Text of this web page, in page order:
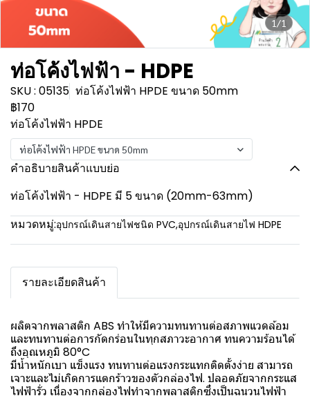
1/1
ท่อโค้งไฟฟ้า - HDPE
SKU : 05135 ท่อโค้งไฟฟ้า HPDE ขนาด 50mm
฿170
ท่อโค้งไฟฟ้า HPDE
ท่อโค้งไฟฟ้า HPDE ขนาด 50mm
คำอธิบายสินค้าแบบย่อ
ท่อโค้งไฟฟ้า - HDPE มี 5 ขนาด (20mm-63mm)
หมวดหมู่:อุปกรณ์เดินสายไฟชนิด PVC,อุปกรณ์เดินสายไฟ HDPE
รายละเอียดสินค้า
ผลิตจากพลาสติก ABS ทำให้มีความทนทานต่อสภาพแวดล้อม
และทนทานต่อการกัดกร่อนในทุกสภาวะอากาศ ทนความร้อนได้
ถึงอุณหภูมิ 80°C
มีน้ำหนักเบา แข็งแรง ทนทานต่อแรงกระแทกติดตั้งง่าย สามารถ
เจาะและไม่เกิดการแตกร้าวของตัวกล่องไฟ. ปลอดภัยจากกระแส
ไฟฟ้ารั่ว เนื่องจากกล่องไฟทำจากพลาสติกซึ่งเป็นฉนวนไฟฟ้า